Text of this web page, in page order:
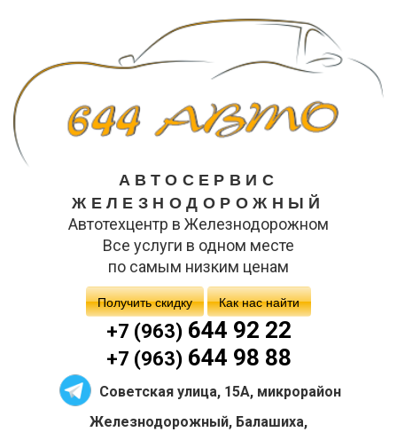
АВТОСЕРВИС
ЖЕЛЕЗНОДОРОЖНЫЙ
Автотехцентр в Железнодорожном
Все услуги в одном месте
по самым низким ценам
Получить скидку Как нас найти
+7 (963)644 92 22
+7 (963)644 98 88
Советская улица, 15А, микрорайон
Железнодорожный, Балашиха,